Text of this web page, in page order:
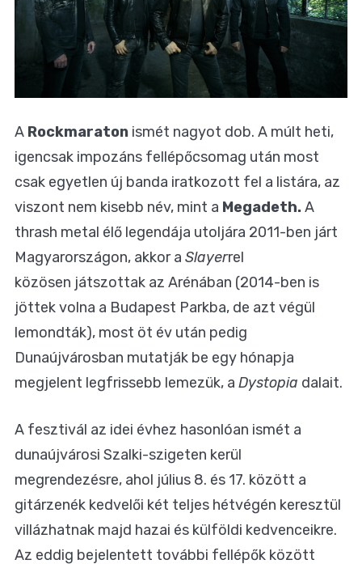
A Rockmaraton ismét nagyot dob. A múlt heti,
igencsak impozáns fellépőcsomag után most
csak egyetlen új banda iratkozott fel a listára, az
viszont nem kisebb név, mint a Megadeth.A
thrash metal élő legendája utoljára 2011-ben járt
Magyarországon, akkor a Slayerrel
közösen játszottak az Arénában (2014-ben is
jöttek volna a Budapest Parkba, de azt végül
lemondták), most öt év után pedig
Dunaújvárosban mutatják be egy hónapja
megjelent legfrissebb lemezük, a Dystopia dalait.
A fesztivál az idei évhez hasonlóan ismét a
dunaújvárosi Szalki-szigeten kerül
megrendezésre, ahol július 8. és 17. között a
gitárzenék kedvelői két teljes hétvégén keresztül
villázhatnak majd hazai és külföldi kedvenceikre.
Az eddig bejelentett további fellépők között